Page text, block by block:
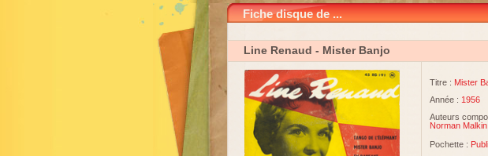
Fiche disque de ...
Line Renaud - Mister Banjo
Titre : Mister
Année : 1956
Auteurs
Norman Malkin
Pochette :